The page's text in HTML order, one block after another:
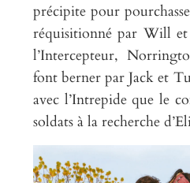
précipite pour
réquisitionné par Will
l’Intercepteur,
font berner par Jack et
avec l’Intrepide que le
soldats à la recherche